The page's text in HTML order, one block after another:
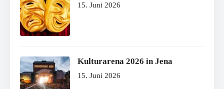
15. Juni 2026
Kulturarena 2026 in Jena
15. Juni 2026